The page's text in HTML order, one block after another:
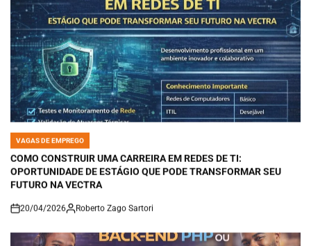
POSTED
IN
COMO CONSTRUIR UMA CARREIRA EM REDES DE TI:
OPORTUNIDADE DE ESTÁGIO QUE PODE TRANSFORMAR SEU
FUTURO NA VECTRA
on
20/04/2026 Roberto Zago Sartori